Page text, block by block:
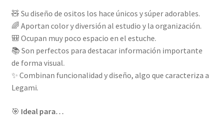
🧸 Su diseño de ositos los hace únicos y súper adorables.
🌈 Aportan color y diversión al estudio y la organización.
🎒 Ocupan muy poco espacio en el estuche.
📚 Son perfectos para destacar información importante
de forma visual.
✨ Combinan funcionalidad y diseño, algo que caracteriza a
Legami.
🎯 Ideal para…